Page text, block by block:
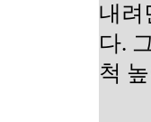
내려
다.
척